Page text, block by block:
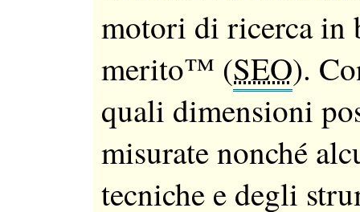
motori di ricerca in
merito™ (SEO).
quali dimensioni
misurate nonché
tecniche e degli